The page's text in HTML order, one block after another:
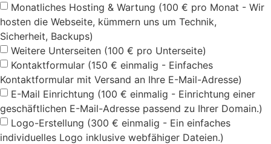
Monatliches Hosting & Wartung (100 € pro Monat - Wir
hosten die Webseite, kümmern uns um Technik,
Sicherheit, Backups)
Weitere Unterseiten (100 € pro Unterseite)
Kontaktformular (150 € einmalig - Einfaches
Kontaktformular mit Versand an Ihre E-Mail-Adresse)
E-Mail Einrichtung (100 € einmalig - Einrichtung einer
geschäftlichen E-Mail-Adresse passend zu Ihrer Domain.)
Logo-Erstellung (300 € einmalig - Ein einfaches
individuelles Logo inklusive webfähiger Dateien.)